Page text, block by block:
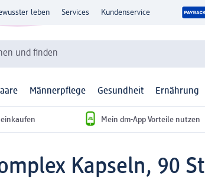
leben Services Kundenservice
und finden
Männerpflege Gesundheit Ernährung
einkaufen Mein dm-App Vorteile nutzen
Kapseln, 90 St